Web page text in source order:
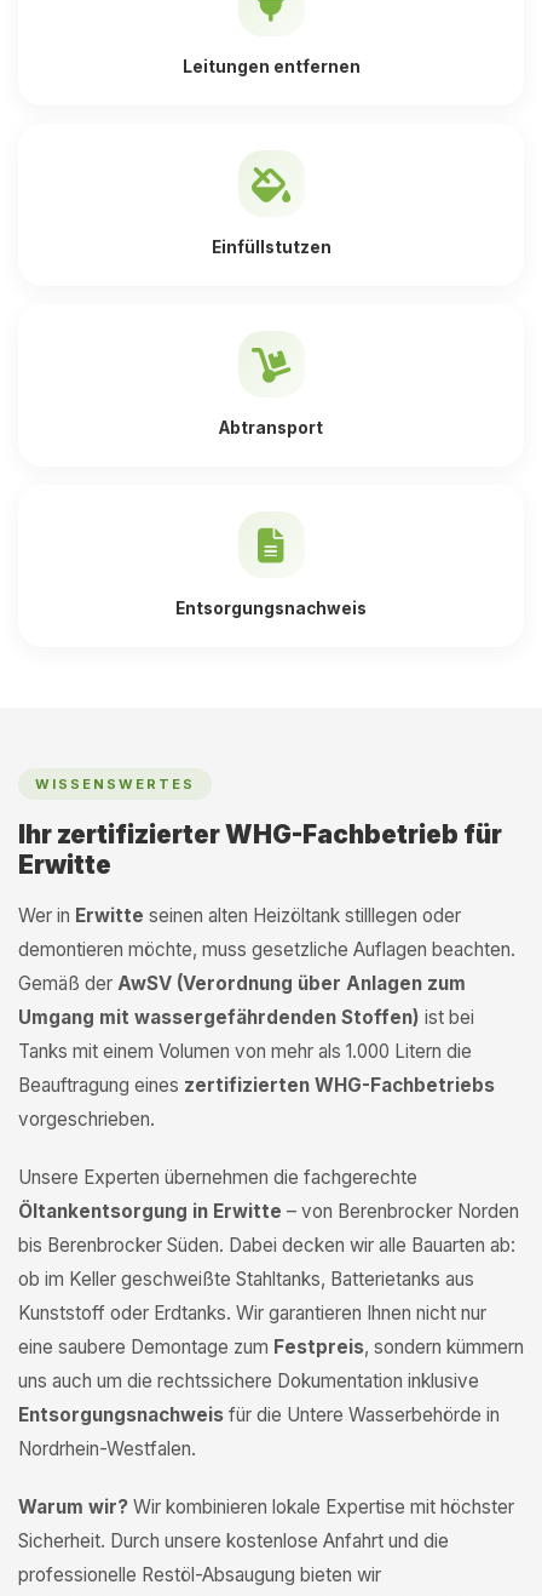
Leitungen entfernen
Einfüllstutzen
Abtransport
Entsorgungsnachweis
WISSENSWERTES
Ihr zertifizierter WHG-Fachbetrieb für
Erwitte
Wer in Erwitte seinen alten Heizöltank stilllegen oder
demontieren möchte, muss gesetzliche Auflagen beachten.
Gemäß der AwSV (Verordnung über Anlagen zum
Umgang mit wassergefährdenden Stoffen) ist bei
Tanks mit einem Volumen von mehr als 1.000 Litern die
Beauftragung eines zertifizierten WHG-Fachbetriebs
vorgeschrieben.
Unsere Experten übernehmen die fachgerechte
Öltankentsorgung in Erwitte – von Berenbrocker Norden
bis Berenbrocker Süden. Dabei decken wir alle Bauarten ab:
ob im Keller geschweißte Stahltanks, Batterietanks aus
Kunststoff oder Erdtanks. Wir garantieren Ihnen nicht nur
eine saubere Demontage zum Festpreis, sondern kümmern
uns auch um die rechtssichere Dokumentation inklusive
Entsorgungsnachweis für die Untere Wasserbehörde in
Nordrhein-Westfalen.
Warum wir? Wir kombinieren lokale Expertise mit höchster
Sicherheit. Durch unsere kostenlose Anfahrt und die
professionelle Restöl-Absaugung bieten wir